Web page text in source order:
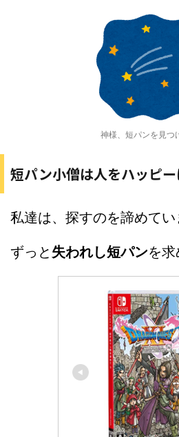
神様、短パンを見つ
短パン小僧は人をハッピー
私達は、探すのを諦めてい
ずっと 失われし短パンを求